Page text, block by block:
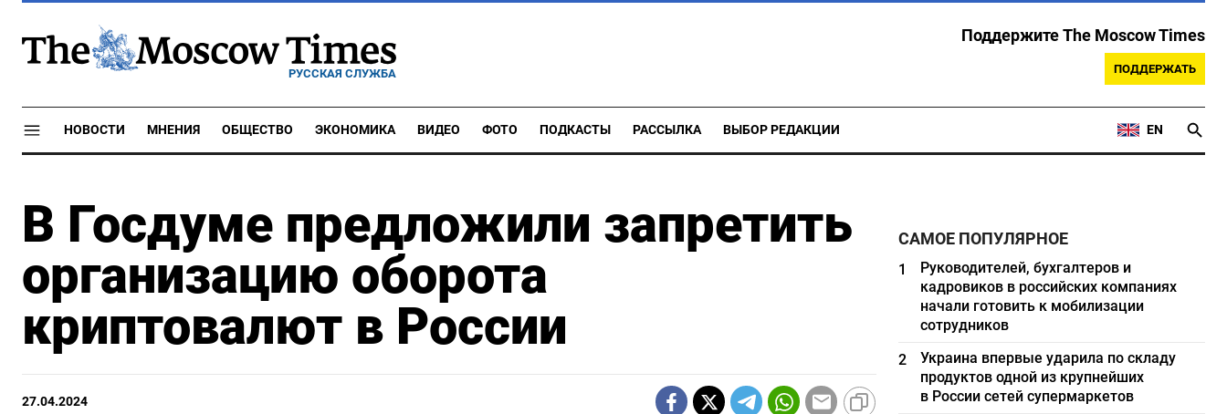
РУССКАЯ СЛУЖБА
Поддержите The Moscow Times
ПОДДЕРЖАТЬ
НОВОСТИ МНЕНИЯ ОБЩЕСТВО ЭКОНОМИКА ВИДЕО ФОТО ПОДКАСТЫ РАССЫЛКА ВЫБОР РЕДАКЦИИ EN
В Госдуме предложили запретить
организацию оборота
криптовалют в России
27.04.2024
САМОЕ ПОПУЛЯРНОЕ
1
Руководителей, бухгалтеров и
кадровиков в российских компаниях
начали готовить к мобилизации
сотрудников
2
Украина впервые ударила по складу
продуктов одной из крупнейших
в России сетей супермаркетов